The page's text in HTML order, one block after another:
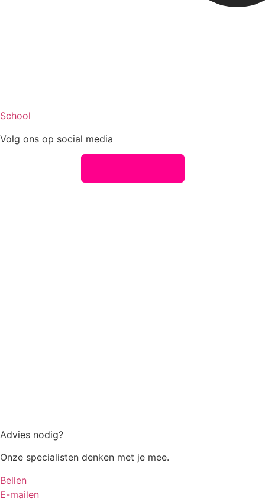
School
Volg ons op social media
Advies nodig?
Onze specialisten denken met je mee.
Bellen
E-mailen